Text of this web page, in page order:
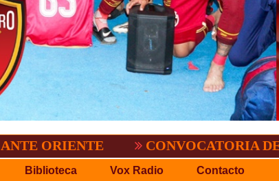
CONVOCATORIA DEL C.P.D.O.
Biblioteca Vox Radio Contacto